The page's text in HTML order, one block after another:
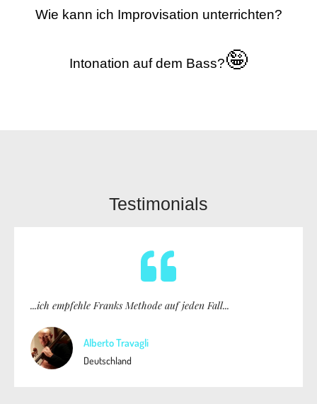
Wie kann ich Improvisation unterrichten?
Intonation auf dem Bass?🤪
Testimonials
...ich empfehle Franks Methode auf jeden Fall...
Alberto Travagli
Deutschland